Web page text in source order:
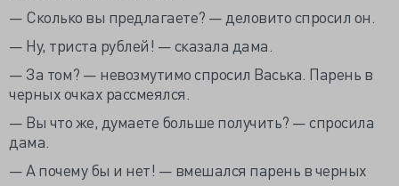
— Сколько вы предлагаете? — деловито спросил он.
— Ну, триста рублей! — сказала дама.
— За том? — невозмутимо спросил Васька. Парень в
черных очках рассмеялся.
— Вы что же, думаете больше получить? — спросила
дама.
— А почему бы и нет! — вмешался парень в черных